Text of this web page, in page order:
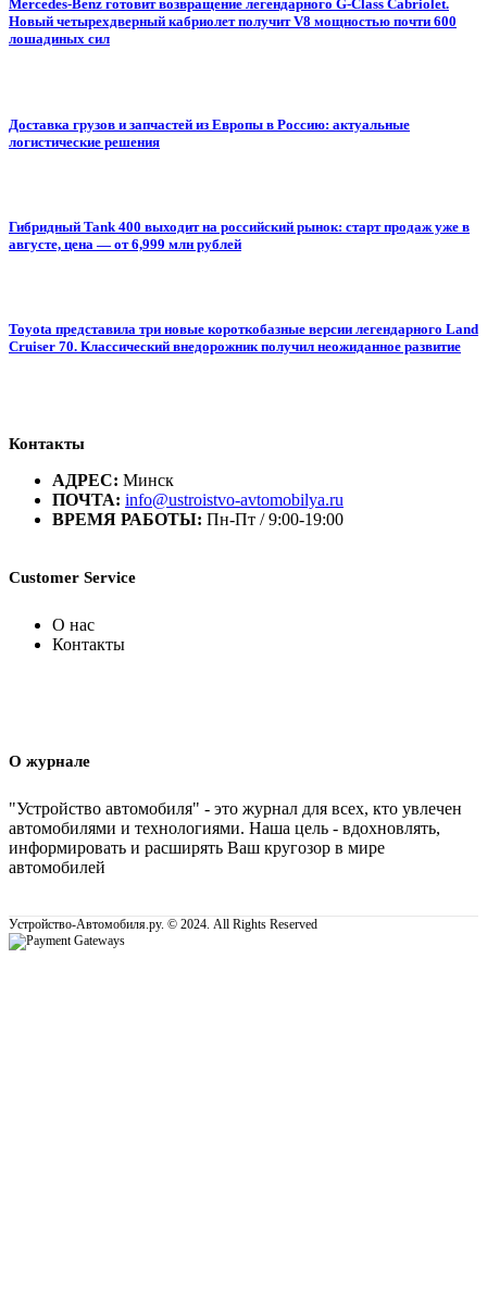
Mercedes-Benz готовит возвращение легендарного G-Class Cabriolet.
Новый четырехдверный кабриолет получит V8 мощностью почти 600
лошадиных сил
Доставка грузов и запчастей из Европы в Россию: актуальные
логистические решения
Гибридный Tank 400 выходит на российский рынок: старт продаж уже в
августе, цена — от 6,999 млн рублей
Toyota представила три новые короткобазные версии легендарного Land
Cruiser 70. Классический внедорожник получил неожиданное развитие
Контакты
АДРЕС: Минск
ПОЧТА: info@ustroistvo-avtomobilya.ru
ВРЕМЯ РАБОТЫ: Пн-Пт / 9:00-19:00
Customer Service
О нас
Контакты
О журнале
"Устройство автомобиля" - это журнал для всех, кто увлечен
автомобилями и технологиями. Наша цель - вдохновлять,
информировать и расширять Ваш кругозор в мире
автомобилей
Устройство-Автомобиля.ру. © 2024. All Rights Reserved